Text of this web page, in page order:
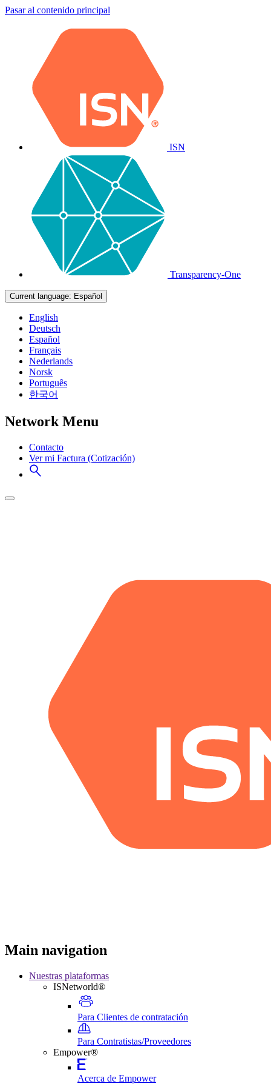
Pasar al contenido principal
ISN
Transparency-One
Current language: Español
English
Deutsch
Español
Français
Nederlands
Norsk
Português
한국어
Network Menu
Contacto
Ver mi Factura (Cotización)
Main navigation
Nuestras plataformas
ISNetworld®
Para Clientes de contratación
Para Contratistas/Proveedores
Empower®
Acerca de Empower